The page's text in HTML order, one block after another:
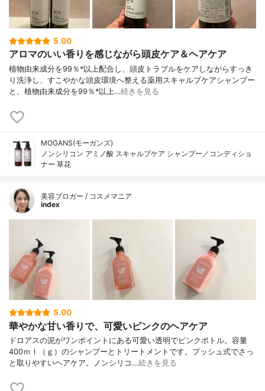
5.00
アロマのいい香りを感じながら頭皮ケア＆ヘアケア
植物由来成分を99％*以上配合し、頭皮トラブルをケアしながらすっき
り洗浄し、すこやかな頭皮環境へ整える薬用スキャルプケアシャンプー
と、植物由来成分を99％*以上…続きを見る
MOGANS(モーガンズ)
ノンシリコン アミノ酸 スキャルプケア シャンプー／コンディショ
ナー 草花
美容ブロガー / コスメマニア
index
5.00
華やかな甘い香りで、可愛いピンクのヘアケア
ドロアスの泥がワンポイントにある可愛い透明でピンクボトル。容量
400ｍｌ（ｇ）のシャンプーとトリートメントです。プッシュ式でさっ
と取りやすいヘアケア。ノンシリコ…続きを見る